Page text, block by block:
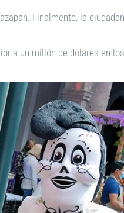
Finalmente, la
a un millón de dólares en